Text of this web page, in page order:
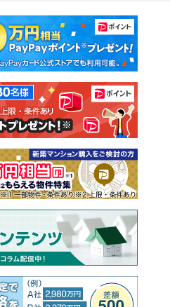
中古マンション
中古一戸建て
土地
教えて！住まいの先生